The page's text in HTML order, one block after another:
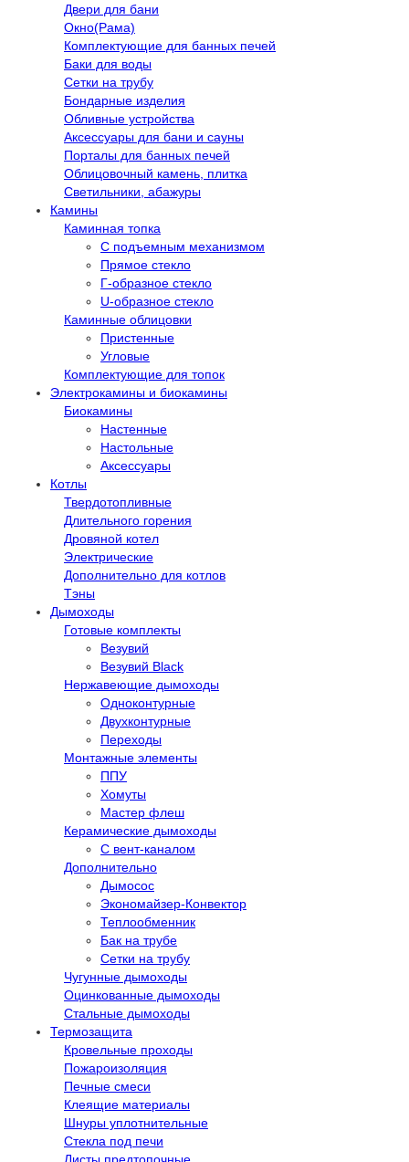
Двери для бани
Окно(Рама)
Комплектующие для банных печей
Баки для воды
Сетки на трубу
Бондарные изделия
Обливные устройства
Аксессуары для бани и сауны
Порталы для банных печей
Облицовочный камень, плитка
Светильники, абажуры
Камины
Каминная топка
С подъемным механизмом
Прямое стекло
Г-образное стекло
U-образное стекло
Каминные облицовки
Пристенные
Угловые
Комплектующие для топок
Электрокамины и биокамины
Биокамины
Настенные
Настольные
Аксессуары
Котлы
Твердотопливные
Длительного горения
Дровяной котел
Электрические
Дополнительно для котлов
Тэны
Дымоходы
Готовые комплекты
Везувий
Везувий Black
Нержавеющие дымоходы
Одноконтурные
Двухконтурные
Переходы
Монтажные элементы
ППУ
Хомуты
Мастер флеш
Керамические дымоходы
С вент-каналом
Дополнительно
Дымосос
Экономайзер-Конвектор
Теплообменник
Бак на трубе
Сетки на трубу
Чугунные дымоходы
Оцинкованные дымоходы
Стальные дымоходы
Термозащита
Кровельные проходы
Пожароизоляция
Печные смеси
Клеящие материалы
Шнуры уплотнительные
Стекла под печи